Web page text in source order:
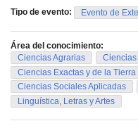
Tipo de evento: Evento de
Área del conocimiento:
Ciencias Agrarias
Ciencias Exactas y de la Tierra
Ciencias Sociales Aplicadas
Linguística, Letras y Artes